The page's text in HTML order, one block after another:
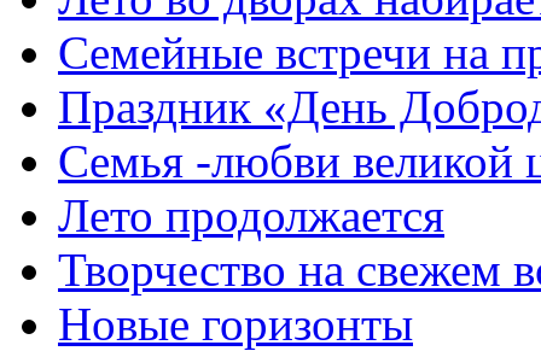
Семейные встречи на
Праздник «День
Семья -любви великой
Лето продолжается
Творчество на свежем
Новые горизонты